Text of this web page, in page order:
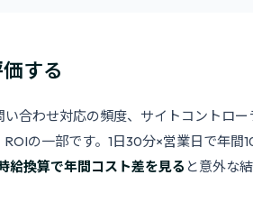
する
合わせ対応の頻度、サイトコントロ
の一部です。1日30分×営業日で年間
給換算で年間コスト差を見る と意外な